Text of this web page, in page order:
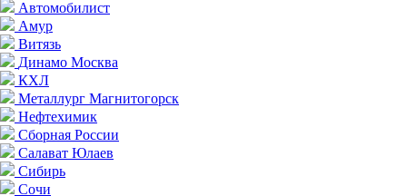
Автомобилист
Амур
Витязь
Динамо Москва
КХЛ
Металлург Магнитогорск
Нефтехимик
Сборная России
Салават Юлаев
Сибирь
Сочи